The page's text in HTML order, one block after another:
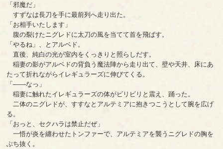
「邪魔だ」
すずなは長刀を手に最前列へ走り出た。
「お相手いたします」
腹の裂けたニグレドに太刀の風を当てて首を飛ばす。
「やるね」、とアルベド。
直後、純白の光が室内をくっきりと照らしだす。
稲妻の影がアルベドの背負う魔法陣から走り出て、壁や天井、床にあ
たって折れながらイレギュラーズに伸びてくる。
「――なっ」
稲妻に触れたイレギュラーズの体がビリビリと震え、踊った。
二体のニグレドが、すすなとアルテミアに抱きつこうとして腕を広げ
る。
「おっと、セクハラは禁止だぜ」
一悟が炎を纏わせたトンファーで、アルテミアを襲うニグレドの胸を
ぶち抜く。